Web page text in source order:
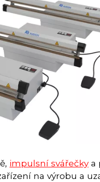
impulsní svářečkya
na výrobu a